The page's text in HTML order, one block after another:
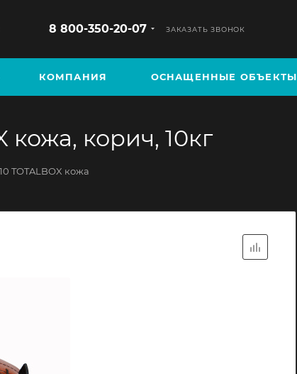
8 800-350-20-07 ЗАКАЗАТЬ ЗВОНОК
КОМПАНИЯ ОСНАЩЕННЫЕ ОБЪЕКТЫ
корич, 10кг
TOTALBOX кожа